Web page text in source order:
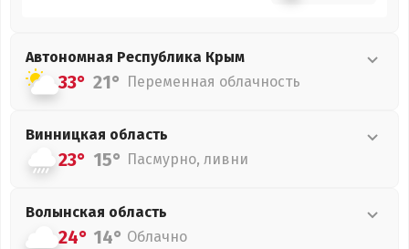
Автономная Республика Крым
33° 21° Переменная облачность
Винницкая область
23° 15° Пасмурно, ливни
Волынская область
24° 14° Облачно